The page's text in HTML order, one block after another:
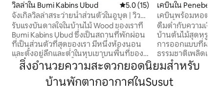
วิลล่าใน Bumi Kabins Ubud คะแนนเฉลี่ย 5.0 จาก 5, 15 รีวิว
5.0 (15)
จังเกิลวิลล่าสระว่ายน้ำส่วนตัวในอูบุด | วิว
หุบเขากว้างใหญ่
รับแรงบันดาลใจในบ้านไม้ Wood ของเราที่
Bumi Kabins Ubud ซึ่งเป็นสถานที่พักผ่อน
ที่เป็นส่วนตัวที่สุดของเรา มีหนึ่งห้องนอน
และตั้งอยู่ลึกและต่ำในหุบเขาบนพื้นที่ของ
ที่พัก วู้ดมีสระว่ายน้ำอินฟินิตี้ส่วนตัว
อ่างอาบน้ำสำหรับ 2 คน สวนส่วนตัวกว้าง
ขวาง และวิวหุบเขาป่าไม่มีสิ่งกีดขวางจาก
เคบินใน Penebel
เคบินพร้อมหอต์ทั
แบบขั้นบันไดของยู
ดื่มด่ำกับความเงีย
บ้านต้นไม้สุดหรูใ
การออกแบบที่ผส
ธรรมชาติเพลิดเพ
ใจแบบพาโนรามา
มาพบกับสถานที่ท่
คลายบนระเบียงที่
สิ่งอำนวยความสะดวกยอดนิยมสำหรับ
บ้านพักตากอากาศในSusut